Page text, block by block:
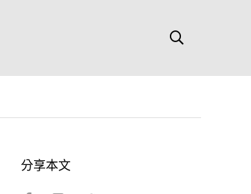
分享本文